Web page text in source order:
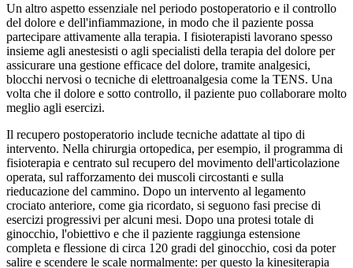
Un altro aspetto essenziale nel periodo postoperatorio e il controllo
del dolore e dell'infiammazione, in modo che il paziente possa
partecipare attivamente alla terapia. I fisioterapisti lavorano spesso
insieme agli anestesisti o agli specialisti della terapia del dolore per
assicurare una gestione efficace del dolore, tramite analgesici,
blocchi nervosi o tecniche di elettroanalgesia come la TENS. Una
volta che il dolore e sotto controllo, il paziente puo collaborare molto
meglio agli esercizi.
Il recupero postoperatorio include tecniche adattate al tipo di
intervento. Nella chirurgia ortopedica, per esempio, il programma di
fisioterapia e centrato sul recupero del movimento dell'articolazione
operata, sul rafforzamento dei muscoli circostanti e sulla
rieducazione del cammino. Dopo un intervento al legamento
crociato anteriore, come gia ricordato, si seguono fasi precise di
esercizi progressivi per alcuni mesi. Dopo una protesi totale di
ginocchio, l'obiettivo e che il paziente raggiunga estensione
completa e flessione di circa 120 gradi del ginocchio, cosi da poter
salire e scendere le scale normalmente: per questo la kinesiterapia